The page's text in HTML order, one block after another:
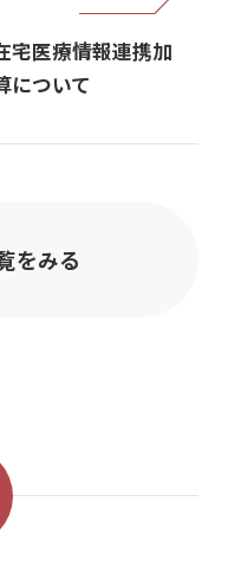
宅医療情報連携加
について
をみる